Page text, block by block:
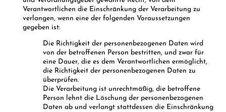
Verantwortlichen die Einschränkung der Verarbeitung zu
verlangen, wenn eine der folgenden Voraussetzungen
gegeben ist:
Die Richtigkeit der personenbezogenen Daten wird
von der betroffenen Person bestritten, und zwar für
eine Dauer, die es dem Verantwortlichen ermöglicht,
die Richtigkeit der personenbezogenen Daten zu
überprüfen.
Die Verarbeitung ist unrechtmäßig, die betroffene
Person lehnt die Löschung der personenbezogenen
Daten ab und verlangt stattdessen die Einschränkung